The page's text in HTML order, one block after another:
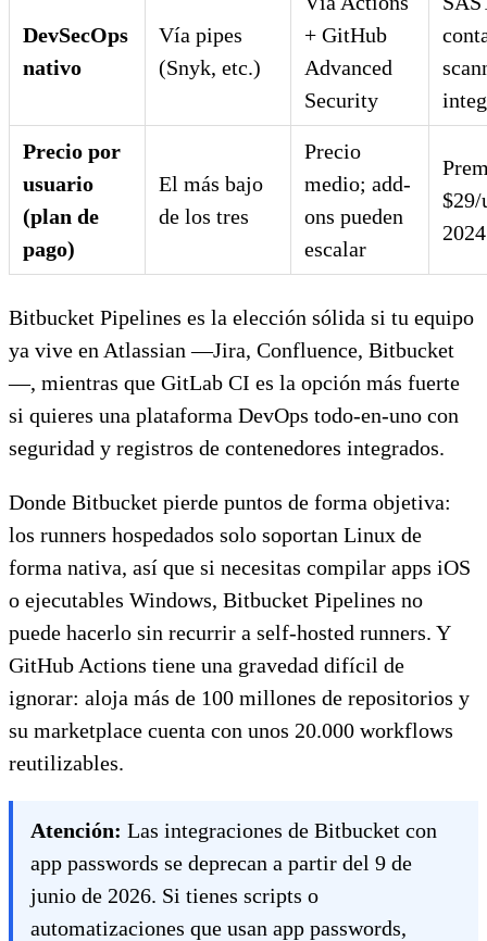
DevSecOps
nativo
Vía pipes
(Snyk, etc.)
+ GitHub
Advanced
Security
Precio por
usuario
(plan de
pago)
El más bajo
de los tres
Precio
medio; add-
ons pueden
escalar
$29/
2024
Bitbucket Pipelines es la elección sólida si tu equipo
ya vive en Atlassian —Jira, Confluence, Bitbucket
—, mientras que GitLab CI es la opción más fuerte
si quieres una plataforma DevOps todo-en-uno con
seguridad y registros de contenedores integrados.
Donde Bitbucket pierde puntos de forma objetiva:
los runners hospedados solo soportan Linux de
forma nativa, así que si necesitas compilar apps iOS
o ejecutables Windows, Bitbucket Pipelines no
puede hacerlo sin recurrir a self-hosted runners. Y
GitHub Actions tiene una gravedad difícil de
ignorar: aloja más de 100 millones de repositorios y
su marketplace cuenta con unos 20.000 workflows
reutilizables.
Atención: Las integraciones de Bitbucket con
app passwords se deprecan a partir del 9 de
junio de 2026. Si tienes scripts o
automatizaciones que usan app passwords,